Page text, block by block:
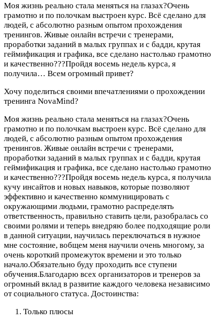
Моя жизнь реально стала меняться на глазах?Очень
грамотно и по полочкам выстроен курс. Всё сделано для
людей, с абсолютно разным опытом прохождения
тренингов. Живые онлайн встречи с тренерами,
проработки заданий в малых группах и с бадди, крутая
геймификация и графика, все сделано настолько грамотно
и качественно???Пройдя восемь недель курса, я
получила… Всем огромный привет?
Хочу поделиться своими впечатлениями о прохождении
тренинга NovaMind?
Моя жизнь реально стала меняться на глазах?Очень
грамотно и по полочкам выстроен курс. Всё сделано для
людей, с абсолютно разным опытом прохождения
тренингов. Живые онлайн встречи с тренерами,
проработки заданий в малых группах и с бадди, крутая
геймификация и графика, все сделано настолько грамотно
и качественно???Пройдя восемь недель курса, я получила
кучу инсайтов и новых навыков, которые позволяют
эффективно и качественно коммуницировать с
окружающими людьми, грамотно распределять
ответственность, правильно ставить цели, разобралась со
своими ролями и теперь внедряю более подходящие роли
в данной ситуации, научилась переключаться в нужное
мне состояние, вобщем меня научили очень многому, за
очень короткий промежуток времени и это только
начало.Обязательно буду проходить все ступени
обучения.Благодарю всех организаторов и тренеров за
огромный вклад в развитие каждого человека независимо
от социального статуса. Достоинства:
Только плюсы